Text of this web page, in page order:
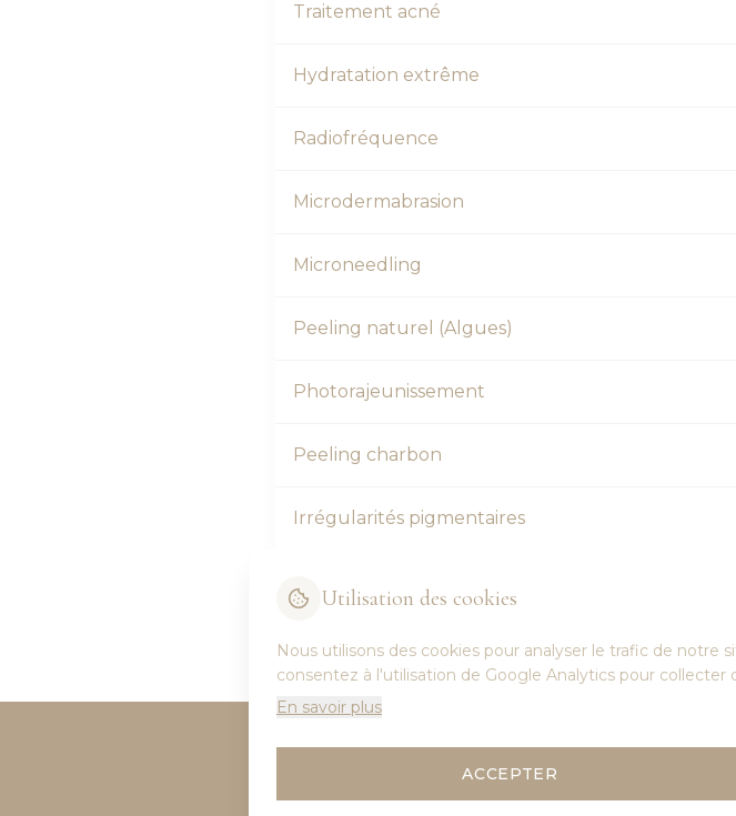
Traitement acné
Hydratation extrême
Radiofréquence
Microdermabrasion
Microneedling
Peeling naturel (Algues)
Photorajeunissement
Peeling charbon
Irrégularités pigmentaires
Utilisation des cookies
Nous utilisons des cookies pour analyser le trafic de
consentez à l'utilisation de Google Analytics pour
En savoir plus
ACCEPTER